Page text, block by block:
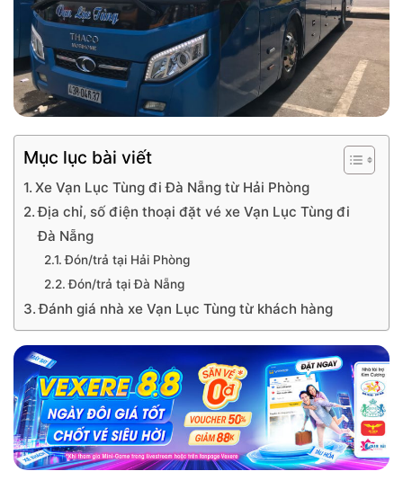
Mục lục bài viết
Xe Vạn Lục Tùng đi Đà Nẵng từ Hải Phòng
Địa chỉ, số điện thoại đặt vé xe Vạn Lục Tùng đi
Đà Nẵng
Đón/trả tại Hải Phòng
Đón/trả tại Đà Nẵng
Đánh giá nhà xe Vạn Lục Tùng từ khách hàng